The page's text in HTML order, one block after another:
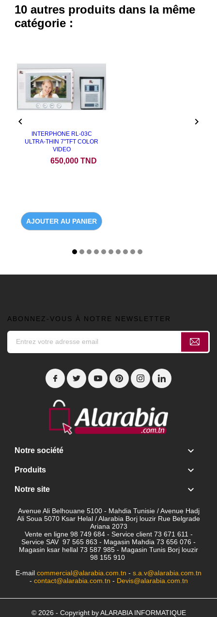
10 autres produits dans la même
catégorie :
INTERPHONE RL-03C
ULTRA-THIN 7''TFT COLOR
VIDEO
650,000 TND
AJOUTER AU PANIER
 
ABONNEZ-VOUS À NOTRE NEWSLETTER
Notre société 
Produits 
Notre site 
Avenue Ali Belhouane 5100 - Mahdia Tunisie / Avenue Hadj
Ali Soua 5070 Ksar Helal / Alarabia Borj louzir Rue Belgrade
Ariana 2073
Vente en ligne 98 749 684 - Service client 73 671 611 -
Service SAV 97 565 863 - Magasin Mahdia 73 656 076 -
Magasin ksar hellal 73 587 985 - Magasin Tunis Borj louzir
98 155 910
E-mail commercial@alarabia.com.tn - s.a.v@alarabia.com.tn
- contact@alarabia.com.tn - Devis@alarabia.com.tn
© 2026 - Copyright by ALARABIA INFORMATIQUE